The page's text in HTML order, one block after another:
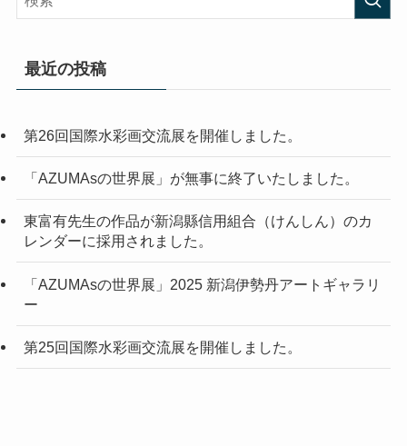
最近の投稿
第26回国際水彩画交流展を開催しました。
「AZUMAsの世界展」が無事に終了いたしました。
東富有先生の作品が新潟縣信用組合（けんしん）のカ
レンダーに採用されました。
「AZUMAsの世界展」2025 新潟伊勢丹アートギャラリ
ー
第25回国際水彩画交流展を開催しました。